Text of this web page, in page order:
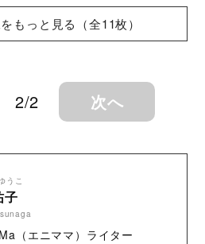
もっと見る（全11枚）
2/2 次へ
うこ
子
（エニママ）ライター